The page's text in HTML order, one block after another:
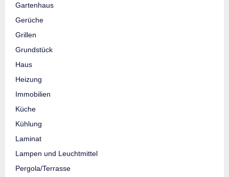
Gartenhaus
Gerüche
Grillen
Grundstück
Haus
Heizung
Immobilien
Küche
Kühlung
Laminat
Lampen und Leuchtmittel
Pergola/Terrasse